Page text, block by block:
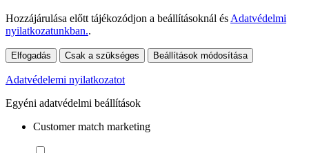
Hozzájárulása előtt tájékozódjon a beállításoknál és Adatvédelmi
nyilatkozatunkban..
Elfogadás Csak a szükséges Beállítások módosítása
Adatvédelemi nyilatkozatot
Egyéni adatvédelmi beállítások
Customer match marketing